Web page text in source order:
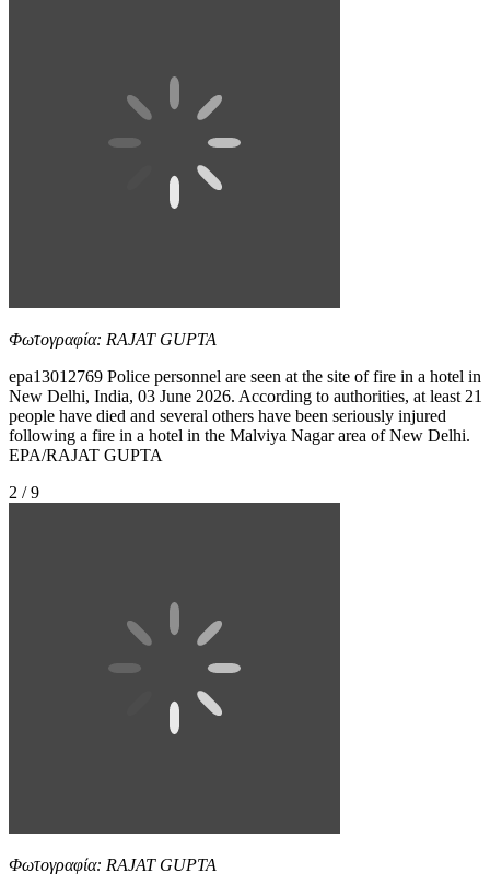
Φωτογραφία: RAJAT GUPTA
epa13012769 Police personnel are seen at the site of fire in a hotel in
New Delhi, India, 03 June 2026. According to authorities, at least 21
people have died and several others have been seriously injured
following a fire in a hotel in the Malviya Nagar area of New Delhi.
EPA/RAJAT GUPTA
2 / 9
Φωτογραφία: RAJAT GUPTA